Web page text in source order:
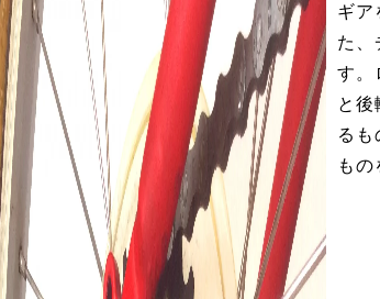
ギア
た、
す。
と後
るも
もの